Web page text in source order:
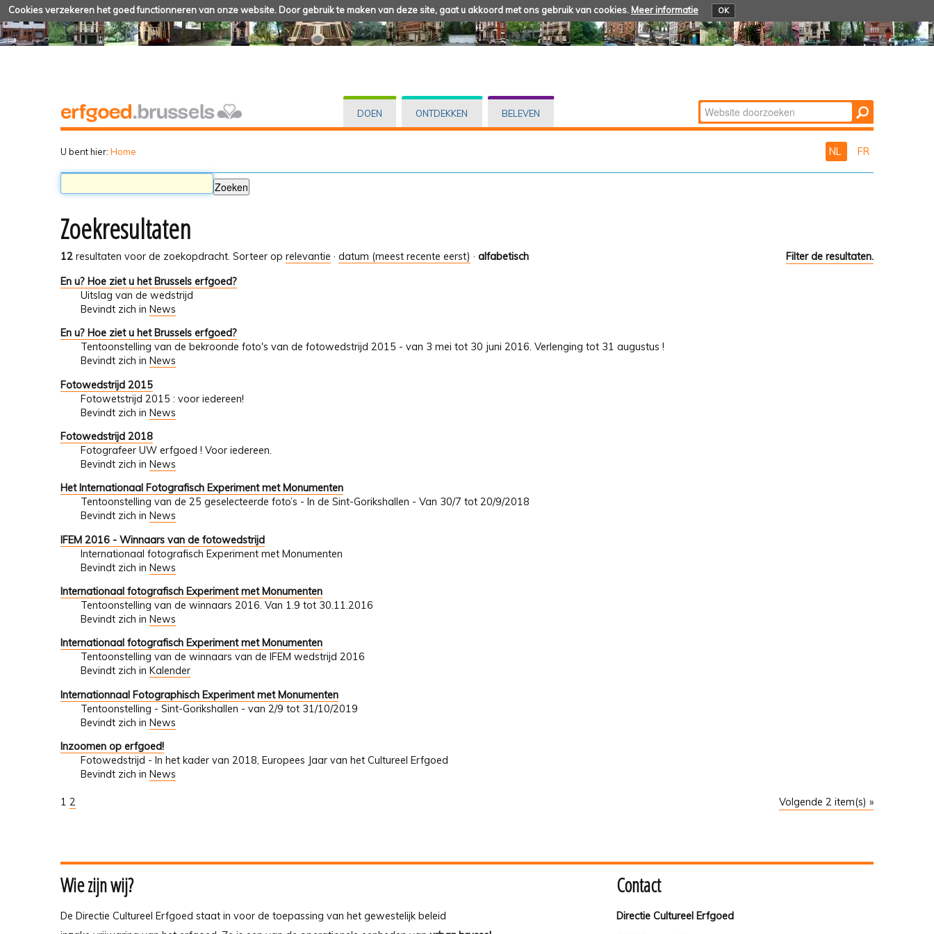
Cookies verzekeren het goed functionneren van onze website. Door gebruik te maken van deze site, gaat u akkoord met ons gebruik van cookies. Meer informatie OK
DOEN ONTDEKKEN BELEVEN Zoek
Geavanceerd
U bent hier: Home NL FR
Zoekresultaten
12 resultaten voor de zoekopdracht. Filter de resultaten.
Sorteer op relevantie · datum (meest recente eerst) · alfabetisch
En u? Hoe ziet u het Brussels erfgoed?
Uitslag van de wedstrijd
Bevindt zich in News
En u? Hoe ziet u het Brussels erfgoed?
Tentoonstelling van de bekroonde foto's van de fotowedstrijd 2015 - van 3 mei tot 30 juni 2016. Verlenging tot 31 augustus !
Bevindt zich in News
Fotowedstrijd 2015
Fotowetstrijd 2015 : voor iedereen!
Bevindt zich in News
Fotowedstrijd 2018
Fotografeer UW erfgoed ! Voor iedereen.
Bevindt zich in News
Het Internationaal Fotografisch Experiment met Monumenten
Tentoonstelling van de 25 geselecteerde foto’s - In de Sint-Gorikshallen - Van 30/7 tot 20/9/2018
Bevindt zich in News
IFEM 2016 - Winnaars van de fotowedstrijd
Internationaal fotografisch Experiment met Monumenten
Bevindt zich in News
Internationaal fotografisch Experiment met Monumenten
Tentoonstelling van de winnaars 2016. Van 1.9 tot 30.11.2016
Bevindt zich in News
Internationaal fotografisch Experiment met Monumenten
Tentoonstelling van de winnaars van de IFEM wedstrijd 2016
Bevindt zich in Kalender
Internationnaal Fotographisch Experiment met Monumenten
Tentoonstelling - Sint-Gorikshallen - van 2/9 tot 31/10/2019
Bevindt zich in News
Inzoomen op erfgoed!
Fotowedstrijd - In het kader van 2018, Europees Jaar van het Cultureel Erfgoed
Bevindt zich in News
Volgende 2 item(s) »
1 2
Wie zijn wij?
De Directie Cultureel Erfgoed staat in voor de toepassing van het gewestelijk beleid
Contact
Directie Cultureel Erfgoed